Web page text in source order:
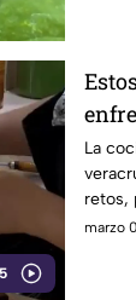
días
La
retos,
marzo